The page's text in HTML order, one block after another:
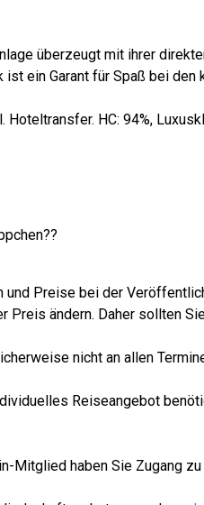
überzeugt mit ihrer
ein Garant für Spaß bei den
HC: 94%,
und Preise bei der
Preis ändern. Daher sollten
nicht an allen
Reiseangebot
Mitglied haben Sie Zugang